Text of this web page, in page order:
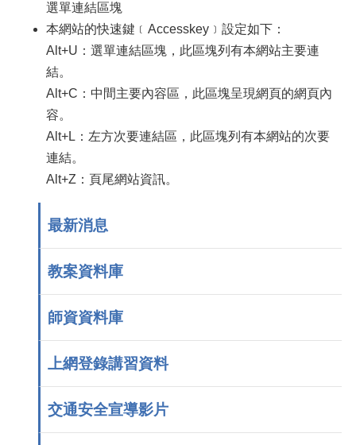
選單連結區塊
本網站的快速鍵﹝Accesskey﹞設定如下：
Alt+U：選單連結區塊，此區塊列有本網站主要連
結。
Alt+C：中間主要內容區，此區塊呈現網頁的網頁內
容。
Alt+L：左方次要連結區，此區塊列有本網站的次要
連結。
Alt+Z：頁尾網站資訊。
最新消息
教案資料庫
師資資料庫
上網登錄講習資料
交通安全宣導影片